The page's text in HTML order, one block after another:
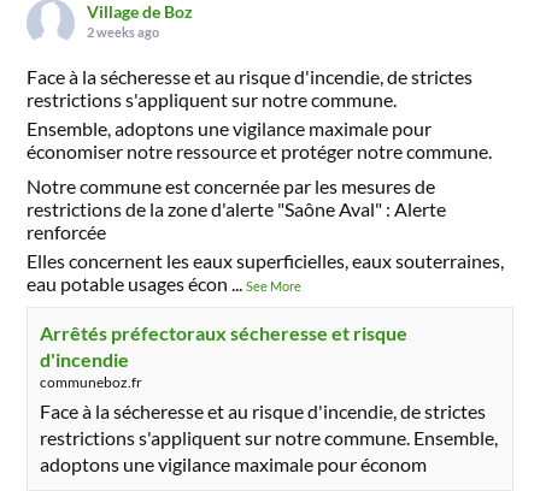
Village de Boz
2 weeks ago
Face à la sécheresse et au risque d'incendie, de strictes
restrictions s'appliquent sur notre commune.
Ensemble, adoptons une vigilance maximale pour
économiser notre ressource et protéger notre commune.
Notre commune est concernée par les mesures de
restrictions de la zone d'alerte "Saône Aval" : Alerte
renforcée
Elles concernent les eaux superficielles, eaux souterraines,
eau potable usages écon ...See More
Arrêtés préfectoraux sécheresse et risque
d'incendie
communeboz.fr
Face à la sécheresse et au risque d'incendie, de strictes
restrictions s'appliquent sur notre commune. Ensemble,
adoptons une vigilance maximale pour économ